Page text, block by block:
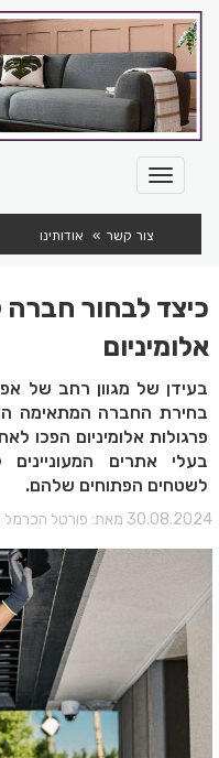
צור קשר אודותינו
כיצד לבחור
אלומיניום
בעידן של מגוון רחב של
בחירת החברה המתאימה
פרגולות אלומיניום הפכו
בעלי אתרים המעוניינים
לשטחים הפתוחים שלהם.
מאת: פורטל הכרמל